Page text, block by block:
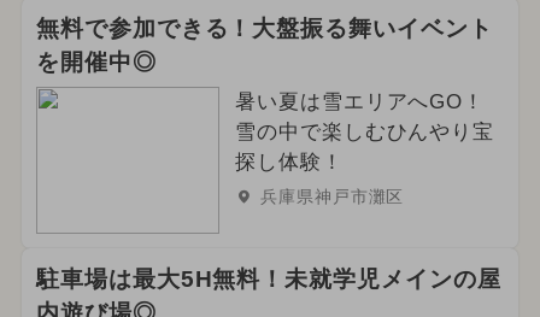
無料で参加できる！大盤振る舞いイベント
を開催中◎
暑い夏は雪エリアへGO！
雪の中で楽しむひんやり宝
探し体験！
兵庫県神戸市灘区
駐車場は最大5H無料！未就学児メインの屋